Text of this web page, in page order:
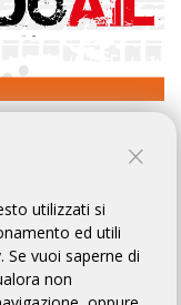
utilizzati si
ed utili
vuoi saperne di
non